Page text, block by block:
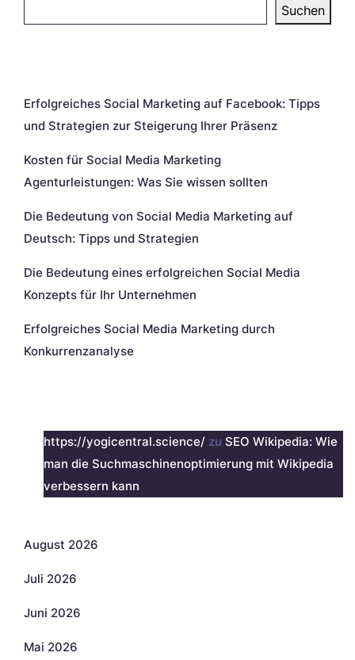
Suchen
Erfolgreiches Social Marketing auf Facebook: Tipps
und Strategien zur Steigerung Ihrer Präsenz
Kosten für Social Media Marketing
Agenturleistungen: Was Sie wissen sollten
Die Bedeutung von Social Media Marketing auf
Deutsch: Tipps und Strategien
Die Bedeutung eines erfolgreichen Social Media
Konzepts für Ihr Unternehmen
Erfolgreiches Social Media Marketing durch
Konkurrenzanalyse
https://yogicentral.science/ zu SEO Wikipedia: Wie
man die Suchmaschinenoptimierung mit Wikipedia
verbessern kann
August 2026
Juli 2026
Juni 2026
Mai 2026